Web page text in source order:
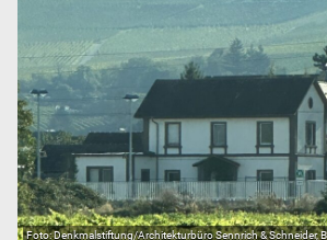
Denkmalstiftung/Architekturbüro Sennrich & Schneider,